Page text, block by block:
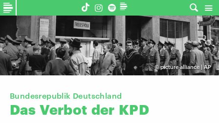
©picture alliance | AP
Bundesrepublik Deutschland
Das Verbot der KPD